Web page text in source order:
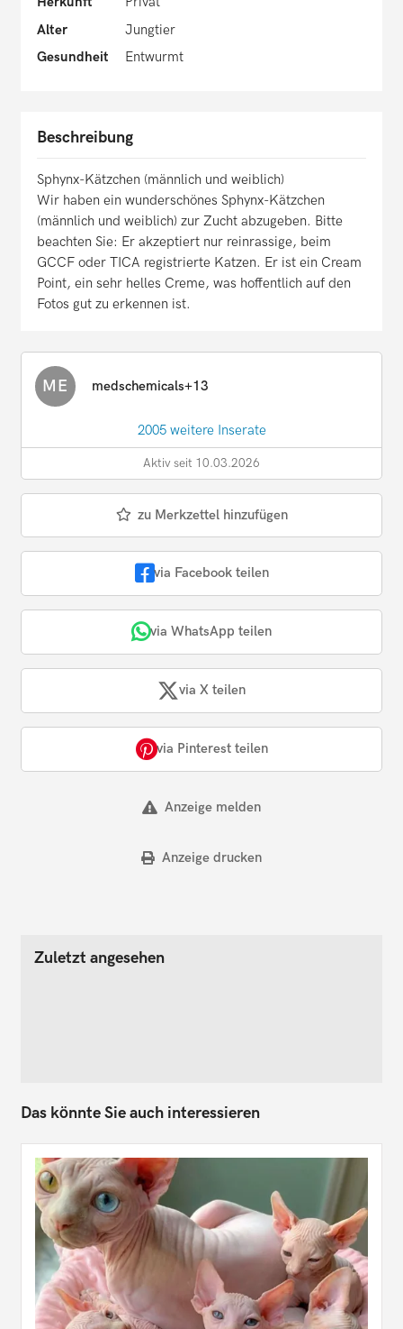
Alter
Jungtier
Gesundheit
Entwurmt
Beschreibung
Sphynx-Kätzchen (männlich und weiblich)
Wir haben ein wunderschönes Sphynx-Kätzchen
(männlich und weiblich) zur Zucht abzugeben. Bitte
beachten Sie: Er akzeptiert nur reinrassige, beim
GCCF oder TICA registrierte Katzen. Er ist ein Cream
Point, ein sehr helles Creme, was hoffentlich auf den
Fotos gut zu erkennen ist.
ME medschemicals+13
2005 weitere Inserate
Aktiv seit 10.03.2026
zu Merkzettel hinzufügen
via Facebook teilen
via WhatsApp teilen
via X teilen
via Pinterest teilen
Anzeige melden
Anzeige drucken
Zuletzt angesehen
Das könnte Sie auch interessieren